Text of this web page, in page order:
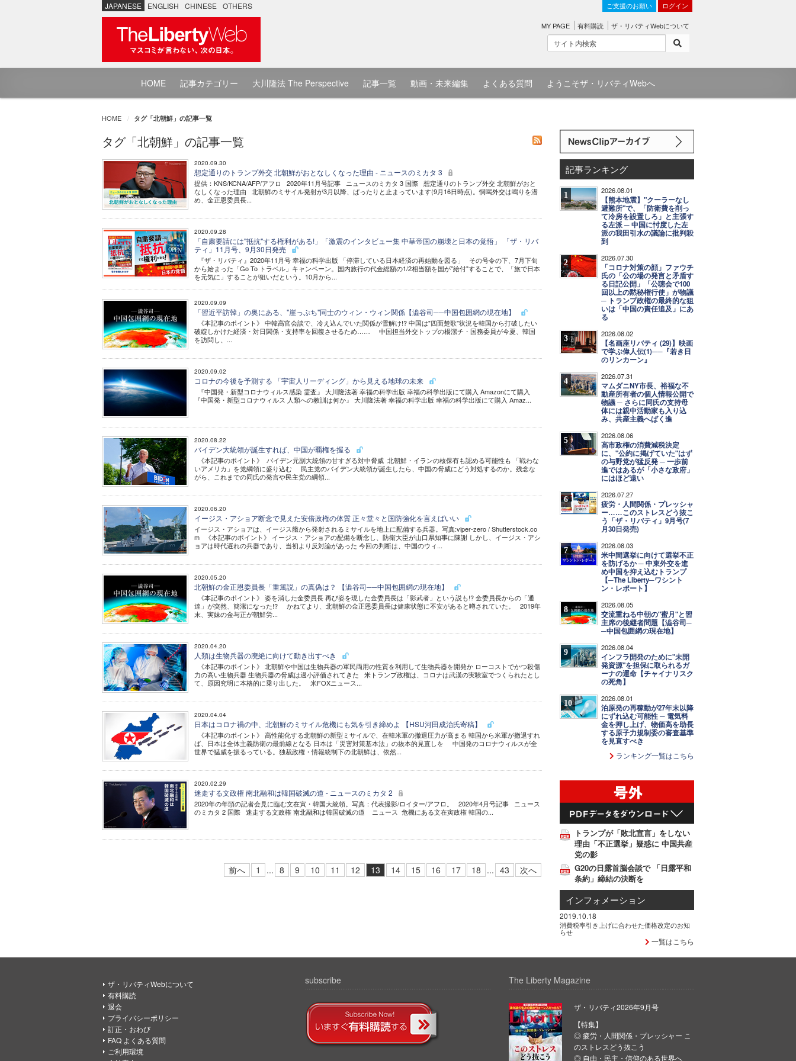
JAPANESE ENGLISH CHINESE OTHERS ご支援のお願い ログイン
MY PAGE 有料購読 ザ・リバティWebについて
HOME 記事カテゴリー 大川隆法 The Perspective 記事一覧 動画・未来編集 よくある質問 ようこそザ・リバティWebへ
HOME タグ「北朝鮮」の記事一覧
タグ「北朝鮮」の記事一覧
2020.09.30
想定通りのトランプ外交 北朝鮮がおとなしくなった理由 - ニュースのミカタ 3
提供：KNS/KCNA/AFP/アフロ 2020年11月号記事 ニュースのミカタ 3 国際 想定通りのトランプ外交 北朝鮮がおと
なしくなった理由 北朝鮮のミサイル発射が3月以降、ぱったりと止まっています(9月16日時点)。恫喝外交は鳴りを潜
め、金正恩委員長...
2020.09.28
「自粛要請には"抵抗"する権利がある!」「激震のインタビュー集 中華帝国の崩壊と日本の覚悟」 「ザ・リバ
ティ」11月号、9月30日発売
『ザ・リバティ』2020年11月号 幸福の科学出版 「停滞している日本経済の再始動を図る」 その号令の下、7月下旬
から始まった「Go To トラベル」キャンペーン。国内旅行の代金総額の1/2相当額を国が"給付"することで、「旅で日本
を元気に」することが狙いだという。10月から...
2020.09.09
「習近平訪韓」の奥にある、"崖っぷち"同士のウィン・ウィン関係【澁谷司──中国包囲網の現在地】
《本記事のポイント》 中韓高官会談で、冷え込んでいた関係が雪解け!? 中国は"四面楚歌"状況を韓国から打破したい
破綻しかけた経済・対日関係・支持率を回復させるため…… 中国担当外交トップの楊潔チ・国務委員が今夏、韓国
を訪問し、...
2020.09.02
コロナの今後を予測する 「宇宙人リーディング」から見える地球の未来
『中国発・新型コロナウィルス感染 霊査』 大川隆法著 幸福の科学出版 幸福の科学出版にて購入 Amazonにて購入
『中国発・新型コロナウィルス 人類への教訓は何か』 大川隆法著 幸福の科学出版 幸福の科学出版にて購入 Amaz...
2020.08.22
バイデン大統領が誕生すれば、中国が覇権を握る
《本記事のポイント》 バイデン元副大統領の甘すぎる対中脅威 北朝鮮・イランの核保有も認める可能性も 「戦わな
いアメリカ」を党綱領に盛り込む 民主党のバイデン大統領が誕生したら、中国の脅威にどう対処するのか。残念な
がら、これまでの同氏の発言や民主党の綱領...
2020.06.20
イージス・アショア断念で見えた安倍政権の体質 正々堂々と国防強化を言えばいい
イージス・アショアは、イージス艦から発射されるミサイルを地上に配備する兵器。写真:viper-zero / Shutterstock.co
m 《本記事のポイント》 イージス・アショアの配備を断念し、防衛大臣が山口県知事に陳謝 しかし、イージス・アシ
ョアは時代遅れの兵器であり、当初より反対論があった 今回の判断は、中国のウィ...
2020.05.20
北朝鮮の金正恩委員長「重篤説」の真偽は？ 【澁谷司──中国包囲網の現在地】
《本記事のポイント》 姿を消した金委員長 再び姿を現した金委員長は「影武者」という説も!? 金委員長からの「通
達」が突然、簡潔になった!? かねてより、北朝鮮の金正恩委員長は健康状態に不安があると噂されていた。 2019年
末、実妹の金与正が朝鮮労...
2020.04.20
人類は生物兵器の廃絶に向けて動き出すべき
《本記事のポイント》 北朝鮮や中国は生物兵器の軍民両用の性質を利用して生物兵器を開発か ローコストでかつ殺傷
力の高い生物兵器 生物兵器の脅威は過小評価されてきた 米トランプ政権は、コロナは武漢の実験室でつくられたとし
て、原因究明に本格的に乗り出した。 米FOXニュース...
2020.04.04
日本はコロナ禍の中、北朝鮮のミサイル危機にも気を引き締めよ 【HSU河田成治氏寄稿】
《本記事のポイント》 高性能化する北朝鮮の新型ミサイルで、在韓米軍の撤退圧力が高まる 韓国から米軍が撤退すれ
ば、日本は全体主義防衛の最前線となる 日本は「災害対策基本法」の抜本的見直しを 中国発のコロナウィルスが全
世界で猛威を振るっている。独裁政権・情報統制下の北朝鮮は、依然...
2020.02.29
迷走する文政権 南北融和は韓国破滅の道 - ニュースのミカタ 2
2020年の年頭の記者会見に臨む文在寅・韓国大統領。写真：代表撮影/ロイター/アフロ。 2020年4月号記事 ニュース
のミカタ 2 国際 迷走する文政権 南北融和は韓国破滅の道 ニュース 危機にある文在寅政権 韓国の...
前へ 1 ... 8 9 10 11 12 13 14 15 16 17 18 ... 43 次へ
記事ランキング
1 2026.08.01
【熊本地震】"クーラーなし
避難所"で、「防衛費を削っ
て冷房を設置しろ」と主張す
る左派 ─ 中国に忖度した左
派の我田引水の議論に批判殺
到
2 2026.07.30
「コロナ対策の顔」ファウチ
氏の「公の場の発言と矛盾す
る日記公開」「公聴会で100
回以上の黙秘権行使」が物議
─ トランプ政権の最終的な狙
いは「中国の責任追及」にあ
る
3 2026.08.02
【名画座リバティ (29)】映画
で学ぶ偉人伝(1)──『若き日
のリンカーン』
4 2026.07.31
マムダニNY市長、裕福な不
動産所有者の個人情報公開で
物議 ─ さらに同氏の支持母
体には親中活動家も入り込
み、共産主義へばく進
5 2026.08.06
高市政権の消費減税決定
に、"公約に掲げていた"はず
の与野党が猛反発 ─ 一歩前
進ではあるが「小さな政府」
にはほど遠い
6 2026.07.27
疲労・人間関係・プレッシャ
ー……このストレスどう抜こ
う「ザ・リバティ」9月号(7
月30日発売)
7 2026.08.03
米中間選挙に向けて選挙不正
を防げるか ─ 中東外交を進
め中国を抑え込むトランプ
【─The Liberty─ワシント
ン・レポート】
8 2026.08.05
交流重ねる中朝の"蜜月"と習
主席の後継者問題【澁谷司─
─中国包囲網の現在地】
9 2026.08.04
インフラ開発のために"未開
発資源"を担保に取られるガ
ーナの運命【チャイナリスク
の死角】
10 2026.08.01
泊原発の再稼動が27年末以降
にずれ込む可能性 ─ 電気料
金を押し上げ、物価高を助長
する原子力規制委の審査基準
を見直すべき
ランキング一覧はこちら
トランプが「敗北宣言」をしない
理由「不正選挙」疑惑に 中国共産
党の影
G20の日露首脳会談で 「日露平和
条約」締結の決断を
インフォメーション
2019.10.18
消費税率引き上げに合わせた価格改定のお知
らせ
一覧はこちら
ザ・リバティWebについて
有料購読
退会
プライバシーポリシー
訂正・おわび
FAQ よくある質問
ご利用環境
subscribe The Liberty Magazine
ザ・リバティ2026年9月号
【特集】
◎ 疲労・人間関係・プレッシャー こ
のストレスどう抜こう
◎ 自由・民主・信仰のある世界へ